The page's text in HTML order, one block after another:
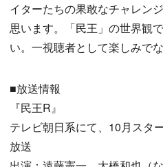
イターたちの果敢なチャレン
思います。「民王」の世界観
い。一視聴者として楽しみでな
■放送情報
『民王R』
テレビ朝日系にて、10月スタ
放送